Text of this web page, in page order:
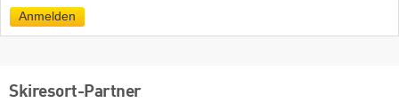
Anmelden
Skiresort-Partner